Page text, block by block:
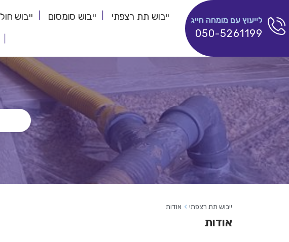
לייעוץ עם מומחה חייג
050-5261199
ייבוש תת רצפתי ייבוש סומסום ייבוש חול
ייבוש תת רצפתי אודות
אודות